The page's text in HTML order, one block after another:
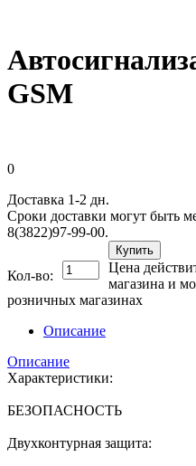
GSM
0
Доставка 1-2 дн.
Сроки доставки могут быть
8(3822)97-99-00.
Кол-во:
Купить
Цена
магазина и
розничных магазинах
Описание
Описание
Характеристики:
БЕЗОПАСНОСТЬ
Двухконтурная защита: